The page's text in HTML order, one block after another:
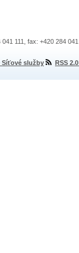
111, fax: +420 284
Síťové služby RSS